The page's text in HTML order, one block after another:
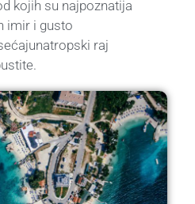
kojih su najpoznatija
imir i gusto
raj